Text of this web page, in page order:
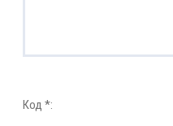
Код *: